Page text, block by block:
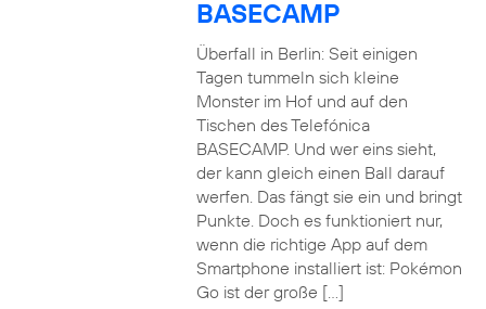
BASECAMP
Überfall in Berlin: Seit einigen
Tagen tummeln sich kleine
Monster im Hof und auf den
Tischen des Telefónica
BASECAMP. Und wer eins sieht,
der kann gleich einen Ball darauf
werfen. Das fängt sie ein und bringt
Punkte. Doch es funktioniert nur,
wenn die richtige App auf dem
Smartphone installiert ist: Pokémon
Go ist der große […]